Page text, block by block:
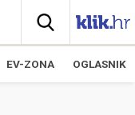
EV-ZONA OGLASNIK